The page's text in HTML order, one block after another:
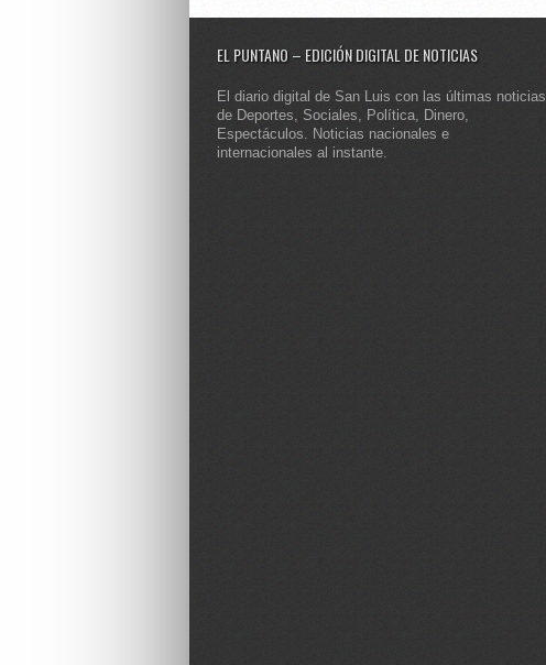
EL PUNTANO – EDICIÓN DIGITAL DE NOTICIAS
El diario digital de San Luis con las últimas noticias
de Deportes, Sociales, Política, Dinero,
Espectáculos. Noticias nacionales e
internacionales al instante.